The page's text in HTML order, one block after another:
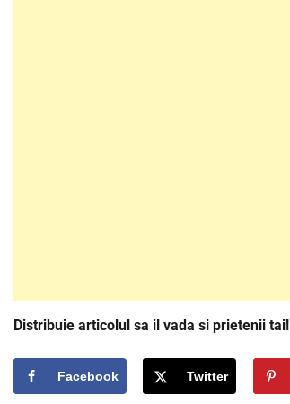
Distribuie articolul sa il vada si prietenii tai!
Facebook Twitter